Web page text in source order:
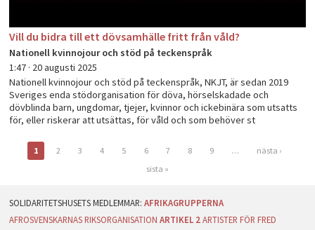
Vill du bidra till ett dövsamhälle fritt från våld?
Nationell kvinnojour och stöd på teckenspråk
1:47 · 20 augusti 2025
Nationell kvinnojour och stöd på teckenspråk, NKJT, är sedan 2019
Sveriges enda stödorganisation för döva, hörselskadade och
dövblinda barn, ungdomar, tjejer, kvinnor och ickebinära som utsatts
för, eller riskerar att utsättas, för våld och som behöver st
Sidor
1 2 3 4 5 6 7 8 9 …
nästa ›
sista »
AFRIKAGRUPPERNA
AFROSVENSKARNAS RIKSORGANISATION ARTIKEL 2 ARTISTER FÖR FRED